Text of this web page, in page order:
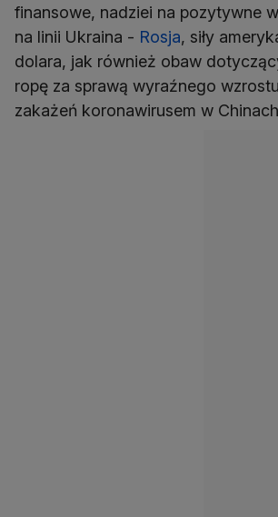
finansowe, nadziei na pozytywne
na linii Ukraina - Rosja, siły
dolara, jak również obaw
ropę za sprawą wyraźnego
zakażeń koronawirusem w